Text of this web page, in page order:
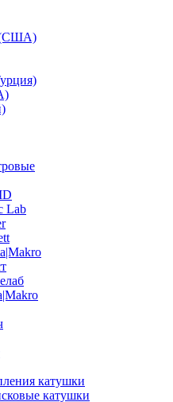
(США)
Lab
катушки
катушки